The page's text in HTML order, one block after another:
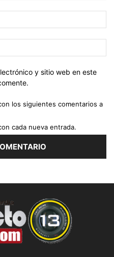
y sitio web en este
los siguientes comentarios a
cada nueva entrada.